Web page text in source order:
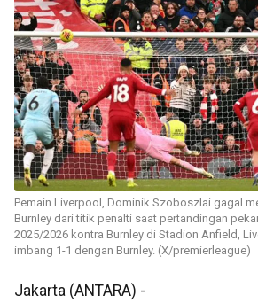
Pemain Liverpool, Dominik Szoboszlai gagal
Burnley dari titik penalti saat pertandingan
2025/2026 kontra Burnley di Stadion Anfield,
imbang 1-1 dengan Burnley. (X/premierleague)
Jakarta (ANTARA) -